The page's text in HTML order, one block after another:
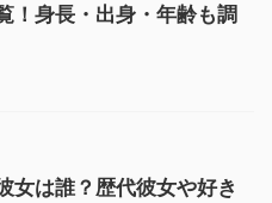
！身長・出身・年齢も調
女は誰？歴代彼女や好き